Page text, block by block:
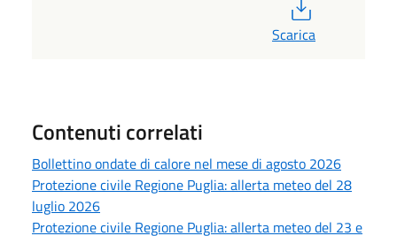
Scarica
Contenuti correlati
Bollettino ondate di calore nel mese di agosto 2026
Protezione civile Regione Puglia: allerta meteo del 28
luglio 2026
Protezione civile Regione Puglia: allerta meteo del 23 e